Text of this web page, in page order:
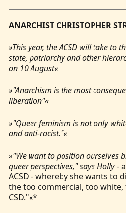
ANARCHIST CHRISTOPHER
»This year, the ACSD will take to
state, patriarchy and other
on 10 August«
»"Anarchism is the most
liberation"«
»"Queer feminism is not only
and anti-racist."«
»"We want to position ourselves
queer perspectives," says Holly-
ACSD - whereby she wants to
the too commercial, too
CSD."«*